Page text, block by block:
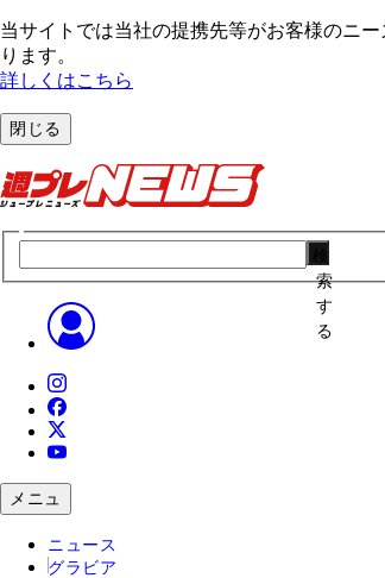
当サイトでは当社の提携先等がお客様のニ
ります。
詳しくはこちら
閉じる
索
す
る
メニュ
ニュース
グラビア